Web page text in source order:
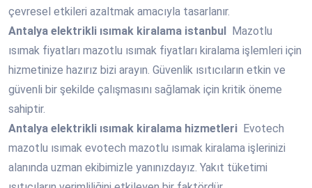
çevresel etkileri azaltmak amacıyla tasarlanır.
Antalya elektrikli ısımak kiralama istanbul
Mazotlu
ısımak fiyatları mazotlu ısımak fiyatları kiralama işlemleri için
hizmetinize hazırız bizi arayın. Güvenlik ısıtıcıların etkin ve
güvenli bir şekilde çalışmasını sağlamak için kritik öneme
sahiptir.
Antalya elektrikli ısımak kiralama hizmetleri Evotech
mazotlu ısımak evotech mazotlu ısımak kiralama işlerinizi
alanında uzman ekibimizle yanınızdayız. Yakıt tüketimi